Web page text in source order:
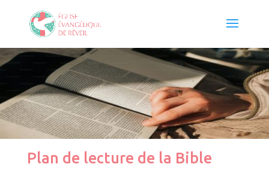
Plan de lecture de la Bible